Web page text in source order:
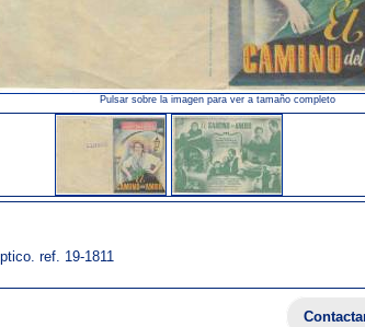
Pulsar sobre la imagen para ver a tamaño completo
ref. 19-1811